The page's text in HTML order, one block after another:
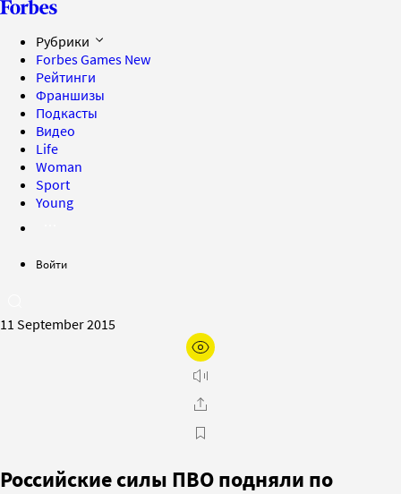
Рубрики
Forbes Games New
Рейтинги
Франшизы
Подкасты
Видео
Life
Woman
Sport
Young
Войти
11 September 2015
Российские силы ПВО подняли по